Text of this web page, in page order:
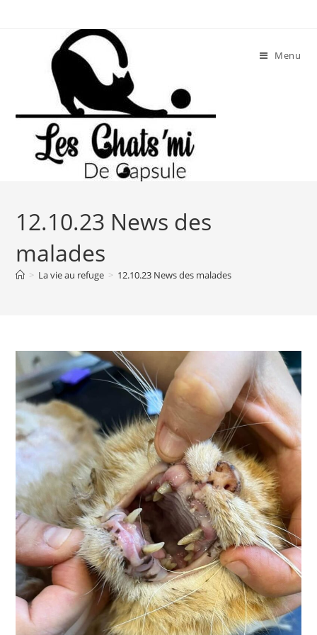
Menu
12.10.23 News des
malades
> La vie au refuge > 12.10.23 News des malades